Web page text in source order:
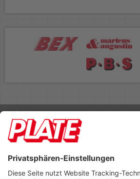
Rufen Sie uns an 04298 401-0
Lieferbedingungen Impressum
Footer anzeigen